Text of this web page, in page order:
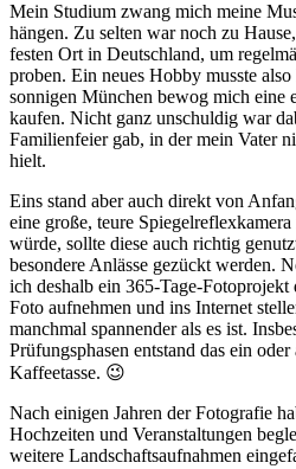
Mein Studium zwang mich meine
hängen. Zu selten war noch zu
festen Ort in Deutschland, um
proben. Ein neues Hobby musste
sonnigen München bewog mich eine
kaufen. Nicht ganz unschuldig war
Familienfeier gab, in der mein Vater
hielt.
Eins stand aber auch direkt von
eine große, teure
würde, sollte diese auch richtig
besondere Anlässe gezückt werden.
ich deshalb ein 365-Tage-Fotoprojekt
Foto aufnehmen und ins Internet
manchmal spannender als es ist.
Prüfungsphasen entstand das ein
Kaffeetasse. 😉
Nach einigen Jahren der Fotografie
Hochzeiten und Veranstaltungen
weitere Landschaftsaufnahmen